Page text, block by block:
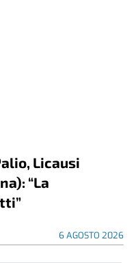
Licausi
“La
6 AGOSTO 2026